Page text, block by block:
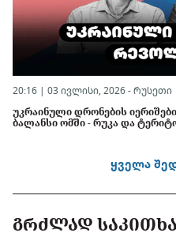
20:16 | 03 ივლისი, 2026 - რუსეთი
უკრაინული დრონების
ბალანსი ომში - რუკა და
ყველა
ᲒᲠᲫᲚᲐᲓ